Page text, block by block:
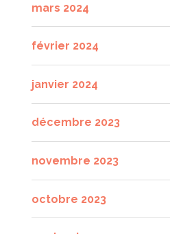
mars 2024
février 2024
janvier 2024
décembre 2023
novembre 2023
octobre 2023